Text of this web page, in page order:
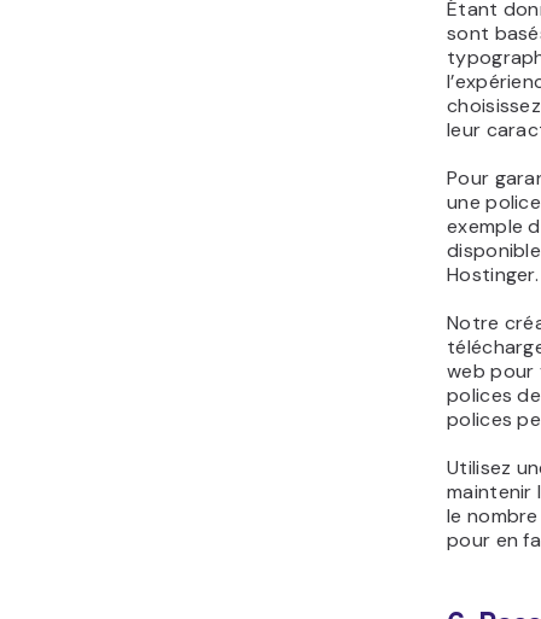
Étant
sont
leur
Pour
une
exemple
Hostinger.
Notre
web pour
polices
polices
Utilisez
maintenir
le
pour en